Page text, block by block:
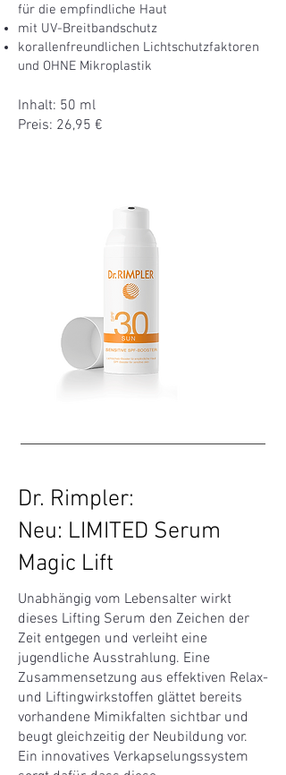
für die empfindliche Haut
mit UV-Breitbandschutz
korallenfreundlichen Lichtschutzfaktoren
und OHNE Mikroplastik
Inhalt: 50 ml
Preis: 26,95 €
Dr. Rimpler:
Neu: LIMITED Serum
Magic Lift
Unabhängig vom Lebensalter wirkt
dieses Lifting Serum den Zeichen der
Zeit entgegen und verleiht eine
jugendliche Ausstrahlung. Eine
Zusammensetzung aus effektiven Relax-
und Liftingwirkstoffen glättet bereits
vorhandene Mimikfalten sichtbar und
beugt gleichzeitig der Neubildung vor.
Ein innovatives Verkapselungssystem